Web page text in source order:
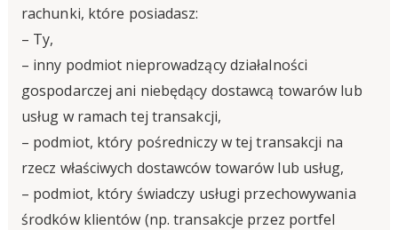
rachunki, które posiadasz:
– Ty,
– inny podmiot nieprowadzący działalności
gospodarczej ani niebędący dostawcą towarów lub
usług w ramach tej transakcji,
– podmiot, który pośredniczy w tej transakcji na
rzecz właściwych dostawców towarów lub usług,
– podmiot, który świadczy usługi przechowywania
środków klientów (np. transakcje przez portfel